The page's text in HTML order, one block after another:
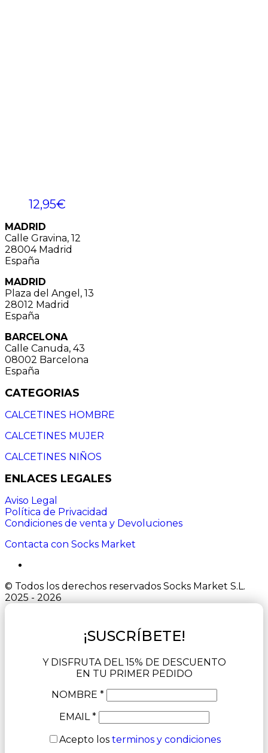
12,95€
MADRID
Calle Gravina, 12
28004 Madrid
España
MADRID
Plaza del Angel, 13
28012 Madrid
España
BARCELONA
Calle Canuda, 43
08002 Barcelona
España
CATEGORIAS
CALCETINES HOMBRE
CALCETINES MUJER
CALCETINES NIÑOS
ENLACES LEGALES
Aviso Legal
Política de Privacidad
Condiciones de venta y Devoluciones
Contacta con Socks Market
© Todos los derechos reservados Socks Market S.L.
2025 - 2026
¡SUSCRÍBETE!
Y DISFRUTA DEL 15% DE DESCUENTO
EN TU PRIMER PEDIDO
NOMBRE *
EMAIL *
Acepto los terminos y condiciones